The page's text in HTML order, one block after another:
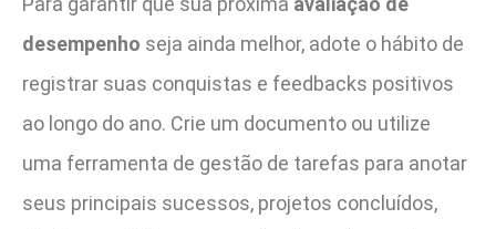
desempenho seja ainda melhor, adote o hábito de
registrar suas conquistas e feedbacks positivos
ao longo do ano. Crie um documento ou utilize
uma ferramenta de gestão de tarefas para anotar
seus principais sucessos, projetos concluídos,